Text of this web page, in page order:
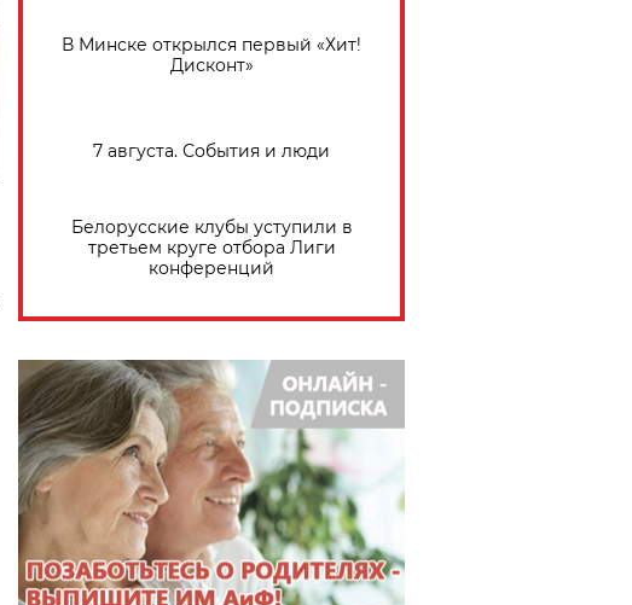
В Минске открылся первый «Хит!
Дисконт»
7 августа. События и люди
Белорусские клубы уступили в
третьем круге отбора Лиги
конференций